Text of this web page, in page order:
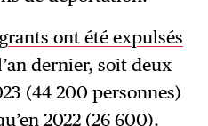
ont été expulsés
dernier, soit deux
(44 200 personnes)
2022 (26 600).